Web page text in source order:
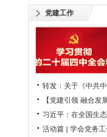
党建工作
转发：关于《中共
个五年规划的建议
【党建引领 融合
会支部委员会首届
习近平：在全国生
活动篇 | 学会党务